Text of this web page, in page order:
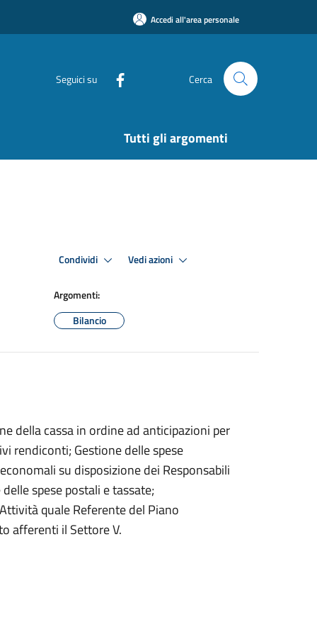
Accedi all'area personale
Seguici su Cerca
Tutti gli argomenti
Condividi Vedi azioni
Argomenti:
Bilancio
della cassa in ordine ad anticipazioni per
rendiconti; Gestione delle spese
su disposizione dei Responsabili
spese postali e tassate;
quale Referente del Piano
afferenti il Settore V.